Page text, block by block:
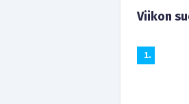
Viikon
1.